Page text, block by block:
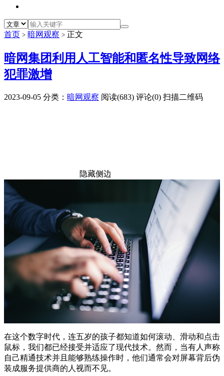
首页 > 暗网观察 > 正文
暗网集团利用人工智能和匿名性导致网络
犯罪激增
2023-09-05 分类： 暗网观察 阅读(683) 评论(0) 扫描二维码
隐藏侧边
在这个数字时代，连五岁的孩子都知道如何滚动、滑动和点击
鼠标，我们都已经接受并适应了现代技术。然而，当有人声称
自己精通技术并且能够熟练操作时，他们通常会对屏幕背后伪
装成服务提供商的人视而不见。